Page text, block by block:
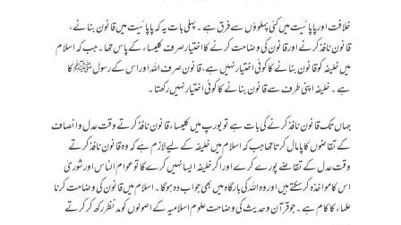
خلافت اور پاپائیت میں کئی پہلوؤں سے فرق ہے۔پہلی بات یہ کہ پاپائیت میں قانون بنانے ،
قانون نافذ کرنے اور قانون کی وضاحت کرنے کا اختیار صرف کلیساء کے پاس تھا۔ جب کہ اسلام
میں خلیفہ کو قانون بنانے کا کوئی اختیار نہیں ہے، قانون صرف اللہ اور اس کے رسول ﷺ کا
ہے۔خلیفہ اپنی طرف سے قانون بنانےکاکوئی اختیار نہیں رکھتا۔
جہاں تک قانون نافذ کرنے کی بات ہے تو یورپ میں کلیساء قانون نافذکرتے وقت عدل و انصاف
کے تقاضوں کا پامال کرتا تھا جب کہ اسلام میں خلیفہ کے لیے لازم ہے کہ وہ قانون نافذ کرتے
وقت عدل کے تقاضے پورے کرے اور اگر خلیفہ ایسا نہیں کرے گا تو عوام الناس اور شوریٰ
اس کا مواخذہ کر سکتے ہیں اور وہ اللہ کی بارگاہ میں بھی جواب دہ ہو گا۔اسلام میں قانون کی وضاحت کرنا
علماء کا کام ہے۔ جو قرآن و حدیث کی وضاحت علوم اسلامیہ کے اصولوں کو مدنظر رکھ کر کرتے